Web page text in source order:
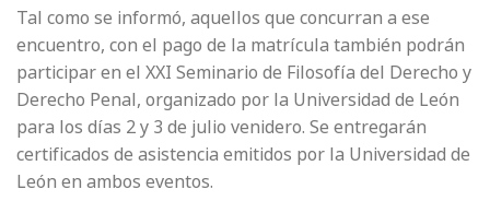
Tal como se informó, aquellos que concurran a ese
encuentro, con el pago de la matrícula también podrán
participar en el XXI Seminario de Filosofía del Derecho y
Derecho Penal, organizado por la Universidad de León
para los días 2 y 3 de julio venidero. Se entregarán
certificados de asistencia emitidos por la Universidad de
León en ambos eventos.